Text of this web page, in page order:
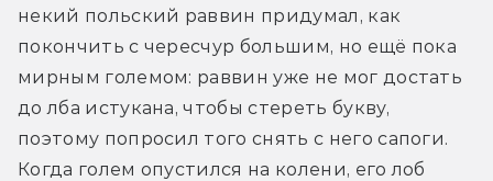
некий польский раввин придумал, как
покончить с чересчур большим, но ещё пока
мирным големом: раввин уже не мог достать
до лба истукана, чтобы стереть букву,
поэтому попросил того снять с него сапоги.
Когда голем опустился на колени, его лоб